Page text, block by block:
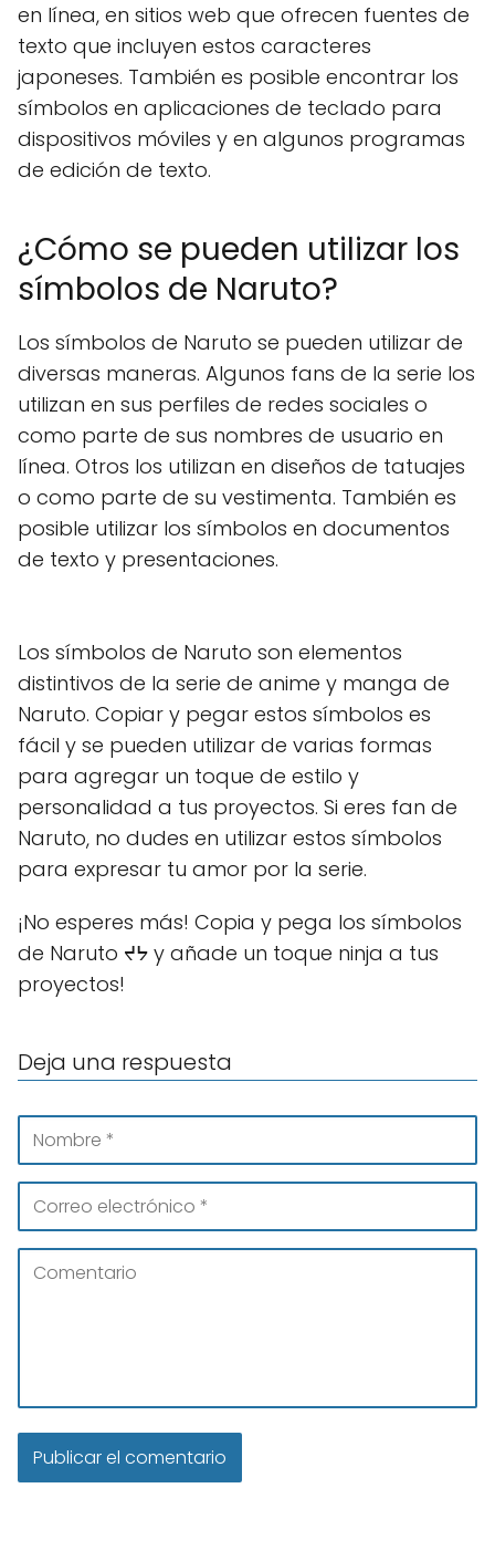
en línea, en sitios web que ofrecen fuentes de
texto que incluyen estos caracteres
japoneses. También es posible encontrar los
símbolos en aplicaciones de teclado para
dispositivos móviles y en algunos programas
de edición de texto.
¿Cómo se pueden utilizar los
símbolos de Naruto?
Los símbolos de Naruto se pueden utilizar de
diversas maneras. Algunos fans de la serie los
utilizan en sus perfiles de redes sociales o
como parte de sus nombres de usuario en
línea. Otros los utilizan en diseños de tatuajes
o como parte de su vestimenta. También es
posible utilizar los símbolos en documentos
de texto y presentaciones.
Los símbolos de Naruto son elementos
distintivos de la serie de anime y manga de
Naruto. Copiar y pegar estos símbolos es
fácil y se pueden utilizar de varias formas
para agregar un toque de estilo y
personalidad a tus proyectos. Si eres fan de
Naruto, no dudes en utilizar estos símbolos
para expresar tu amor por la serie.
¡No esperes más! Copia y pega los símbolos
de Naruto ᔪᔭ y añade un toque ninja a tus
proyectos!
Deja una respuesta